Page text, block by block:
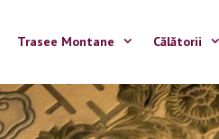
Trasee Montane Călătorii